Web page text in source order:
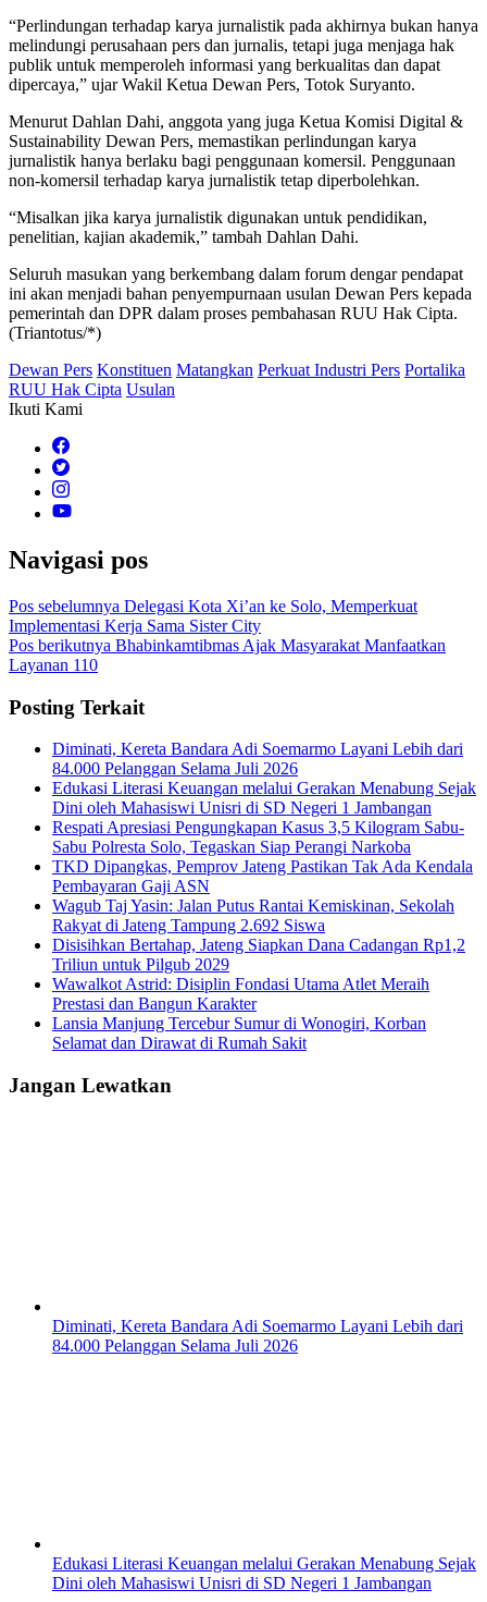
“Perlindungan terhadap karya jurnalistik pada akhirnya bukan hanya
melindungi perusahaan pers dan jurnalis, tetapi juga menjaga hak
publik untuk memperoleh informasi yang berkualitas dan dapat
dipercaya,” ujar Wakil Ketua Dewan Pers, Totok Suryanto.
Menurut Dahlan Dahi, anggota yang juga Ketua Komisi Digital &
Sustainability Dewan Pers, memastikan perlindungan karya
jurnalistik hanya berlaku bagi penggunaan komersil. Penggunaan
non-komersil terhadap karya jurnalistik tetap diperbolehkan.
“Misalkan jika karya jurnalistik digunakan untuk pendidikan,
penelitian, kajian akademik,” tambah Dahlan Dahi.
Seluruh masukan yang berkembang dalam forum dengar pendapat
ini akan menjadi bahan penyempurnaan usulan Dewan Pers kepada
pemerintah dan DPR dalam proses pembahasan RUU Hak Cipta.
(Triantotus/*)
Dewan Pers Konstituen Matangkan Perkuat Industri Pers Portalika
RUU Hak Cipta Usulan
Ikuti Kami
Navigasi pos
Pos sebelumnya Delegasi Kota Xi’an ke Solo, Memperkuat
Implementasi Kerja Sama Sister City
Pos berikutnya Bhabinkamtibmas Ajak Masyarakat Manfaatkan
Layanan 110
Posting Terkait
Diminati, Kereta Bandara Adi Soemarmo Layani Lebih dari
84.000 Pelanggan Selama Juli 2026
Edukasi Literasi Keuangan melalui Gerakan Menabung Sejak
Dini oleh Mahasiswi Unisri di SD Negeri 1 Jambangan
Respati Apresiasi Pengungkapan Kasus 3,5 Kilogram Sabu-
Sabu Polresta Solo, Tegaskan Siap Perangi Narkoba
TKD Dipangkas, Pemprov Jateng Pastikan Tak Ada Kendala
Pembayaran Gaji ASN
Wagub Taj Yasin: Jalan Putus Rantai Kemiskinan, Sekolah
Rakyat di Jateng Tampung 2.692 Siswa
Disisihkan Bertahap, Jateng Siapkan Dana Cadangan Rp1,2
Triliun untuk Pilgub 2029
Wawalkot Astrid: Disiplin Fondasi Utama Atlet Meraih
Prestasi dan Bangun Karakter
Lansia Manjung Tercebur Sumur di Wonogiri, Korban
Selamat dan Dirawat di Rumah Sakit
Jangan Lewatkan
Diminati, Kereta Bandara Adi Soemarmo Layani Lebih dari
84.000 Pelanggan Selama Juli 2026
Edukasi Literasi Keuangan melalui Gerakan Menabung Sejak
Dini oleh Mahasiswi Unisri di SD Negeri 1 Jambangan